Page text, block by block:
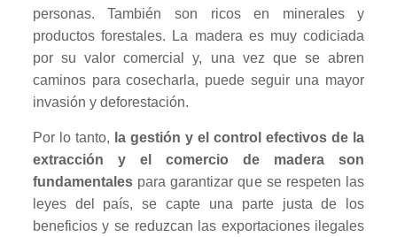
personas. También son ricos en minerales y
productos forestales. La madera es muy codiciada
por su valor comercial y, una vez que se abren
caminos para cosecharla, puede seguir una mayor
invasión y deforestación.
Por lo tanto, la gestión y el control efectivos de la
extracción y el comercio de madera son
fundamentalespara garantizar que se respeten las
leyes del país, se capte una parte justa de los
beneficios y se reduzcan las exportaciones ilegales